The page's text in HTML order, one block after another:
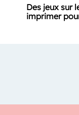
Des jeux sur
imprimer